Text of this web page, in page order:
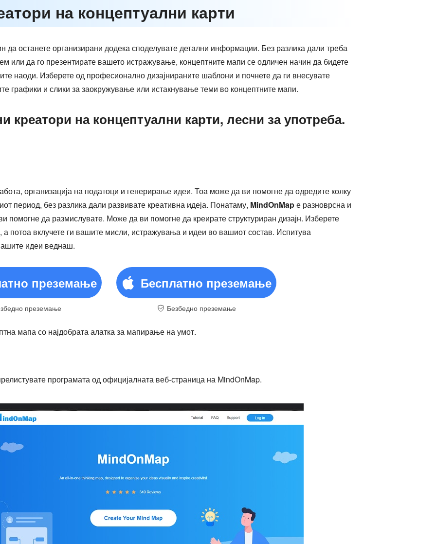
на концептуални карти
да останете организирани додека споделувате детални информации. Без разлика дали треба
или да го презентирате вашето истражување, концептните мапи се одличен начин да бидете
наоди. Изберете од професионално дизајнираните шаблони и почнете да ги внесувате
графики и слики за заокружување или истакнување теми во концептните мапи.
креатори на концептуални карти, лесни за употреба.
организација на податоци и генерирање идеи. Тоа може да ви помогне да одредите колку
период, без разлика дали развивате креативна идеја. Понатаму, MindOnMapе разноврсна и
помогне да размислувате. Може да ви помогне да креирате структуриран дизајн. Изберете
потоа вклучете ги вашите мисли, истражувања и идеи во вашиот состав. Испитува
идеи веднаш.
преземање
преземање
Бесплатно преземање
Безбедно преземање
мапа со најдобрата алатка за мапирање на умот.
програмата од официјалната веб-страница на MindOnMap.